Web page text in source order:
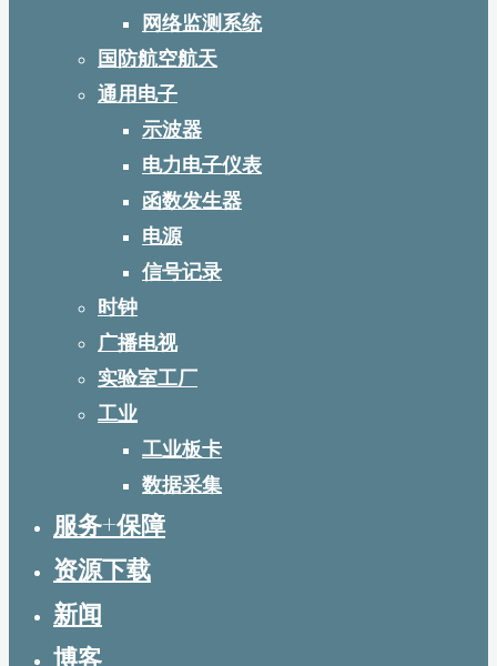
网络监测系统
国防航空航天
通用电子
示波器
电力电子仪表
函数发生器
电源
信号记录
时钟
广播电视
实验室工厂
工业
工业板卡
数据采集
服务+保障
资源下载
新闻
博客